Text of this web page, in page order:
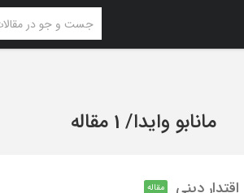
مانابو وایدا/ 1 مقاله
اقتدار دینی مقاله